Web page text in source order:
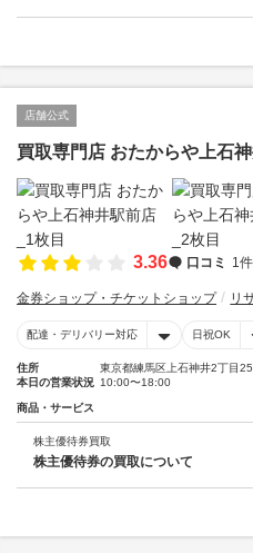
店舗公式
買取専門店 おたからや上石
3.36 口コミ 1件
金券ショップ・チケットショップ リ
配達・デリバリー対応 日祝OK
住所
東京都練馬区上石神井2丁目
本日の営業状況 10:00〜18:00
商品・サービス
株主優待券買取
株主優待券の買取について